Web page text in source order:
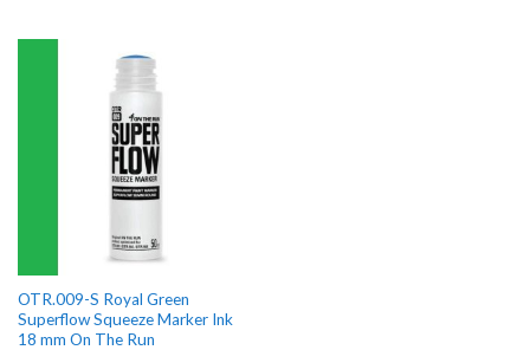
OTR.009-S Royal Green
Superflow Squeeze Marker Ink
18 mm On The Run